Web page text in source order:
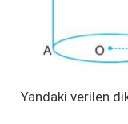
Yandaki verilen